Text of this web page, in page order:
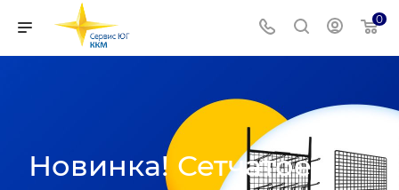
0
Новинка! Сетчатое